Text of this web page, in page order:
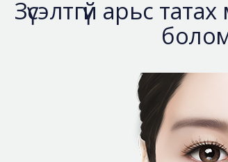
Зүсэлтгүй арьс